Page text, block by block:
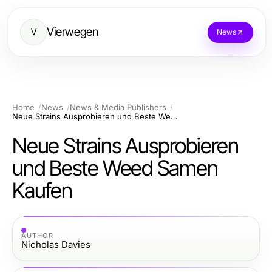
V Vierwegen News
Home News
News & Media Publishers
Neue Strains Ausprobieren und Beste Weed Samen Kaufen
Neue Strains Ausprobieren
und Beste Weed Samen
Kaufen
AUTHOR
Nicholas Davies